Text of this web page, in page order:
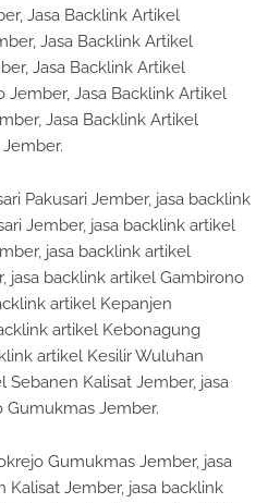
Jasa Backlink Artikel
Jasa Backlink Artikel
Jasa Backlink Artikel
Jasa Backlink Artikel
Jasa Backlink Artikel
Pakusari Jember, jasa backlink
Jember, jasa backlink artikel
jasa backlink artikel
jasa backlink artikel Gambirono
artikel Kepanjen
artikel Kebonagung
artikel Kesilir Wuluhan
Sebanen Kalisat Jember, jasa
Gumukmas Jember.
Gumukmas Jember, jasa
Kalisat Jember, jasa backlink